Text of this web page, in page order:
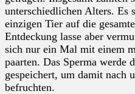
unterschiedlichen Alters. Es
einzigen Tier auf die
Entdeckung lasse aber
sich nur ein Mal mit einem
paarten. Das Sperma werde
gespeichert, um damit nach
befruchten.